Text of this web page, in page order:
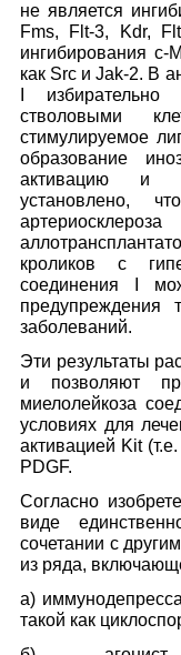
не является
Fms, Flt-3, Kdr,
ингибирования c-
как Src и Jak-2. В
I избирательно
стволовыми
стимулируемое
образование
активацию и
установлено,
кроликов с
соединения I
предупреждения
заболеваний.
Эти результаты
и позволяют
миелолейкоза
условиях для
активацией Kit
PDGF.
Согласно
виде
сочетании с
из ряда,
а)
такой как